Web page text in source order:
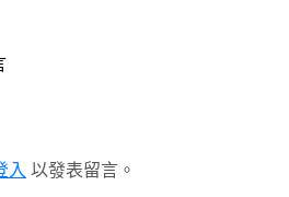
入 以發表留言。